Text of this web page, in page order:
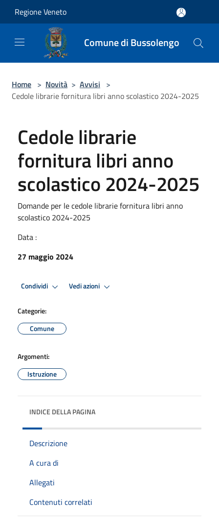
Regione Veneto
Comune di Bussolengo
Home > Novità > Avvisi >
Cedole librarie fornitura libri anno scolastico 2024-2025
Cedole librarie
fornitura libri anno
scolastico 2024-2025
Domande per le cedole librarie fornitura libri anno
scolastico 2024-2025
Data :
27 maggio 2024
Condividi Vedi azioni
Categorie:
Comune
Argomenti:
Istruzione
INDICE DELLA PAGINA
Descrizione
A cura di
Allegati
Contenuti correlati